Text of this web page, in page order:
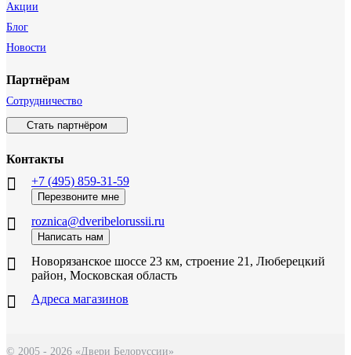
Акции
Блог
Новости
Партнёрам
Сотрудничество
Стать партнёром
Контакты
+7 (495) 859-31-59
Перезвоните мне
roznica@dveribelorussii.ru
Написать нам
Новорязанское шоссе 23 км, строение 21, Люберецкий
район, Московская область
Адреса магазинов
© 2005 - 2026 «Двери Белоруссии»